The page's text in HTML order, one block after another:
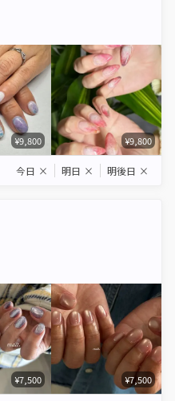
¥9,800 ¥9,800
今日 × 明日 × 明後日 ×
¥7,500 ¥7,500